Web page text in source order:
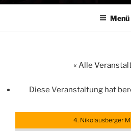
Menü
« Alle
Diese Veranstaltung hat
4. Nikolausberger